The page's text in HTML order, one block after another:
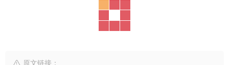
原文链接：